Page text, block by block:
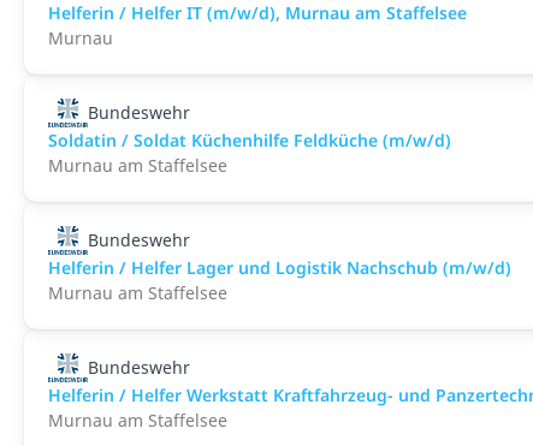
Helferin / Helfer IT (m/w/d), Murnau am Staffelsee
Murnau
Bundeswehr
Soldatin / Soldat Küchenhilfe Feldküche (m/w/d)
Murnau am Staffelsee
Bundeswehr
Helferin / Helfer Lager und Logistik Nachschub (m/w/d)
Murnau am Staffelsee
Bundeswehr
Helferin / Helfer Werkstatt Kraftfahrzeug- und
Murnau am Staffelsee